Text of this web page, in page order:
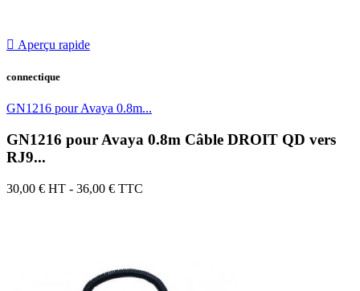
 Aperçu rapide
connectique
GN1216 pour Avaya 0.8m...
GN1216 pour Avaya 0.8m Câble DROIT QD vers
RJ9...
30,00 € HT - 36,00 € TTC